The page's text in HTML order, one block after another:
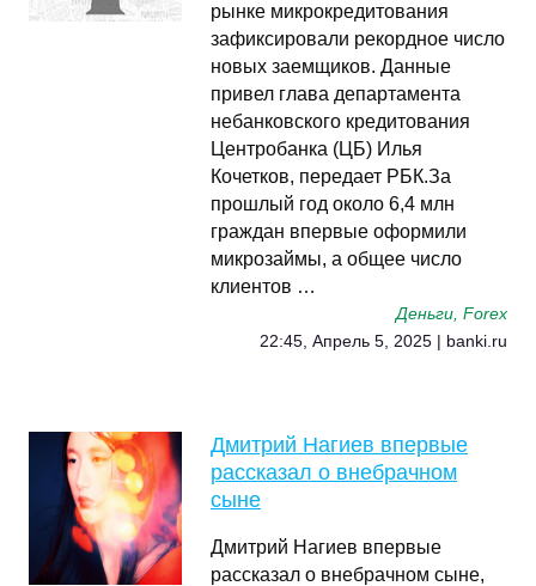
рынке микрокредитования
зафиксировали рекордное число
новых заемщиков. Данные
привел глава департамента
небанковского кредитования
Центробанка (ЦБ) Илья
Кочетков, передает РБК.За
прошлый год около 6,4 млн
граждан впервые оформили
микрозаймы, а общее число
клиентов …
Деньги, Forex
22:45, Апрель 5, 2025 | banki.ru
Дмитрий Нагиев впервые
рассказал о внебрачном
сыне
Дмитрий Нагиев впервые
рассказал о внебрачном сыне,